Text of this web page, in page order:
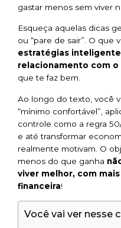
gastar menos sem viver
Esqueça aquelas dicas
ou “pare de sair”. O que
estratégias
relacionamento com o
que te faz bem.
Ao longo do texto, você
“mínimo confortável”,
controle como a regra
e até transformar
realmente motivam. O
menos do que ganha
viver melhor, com
financeira!
Você vai ver nesse